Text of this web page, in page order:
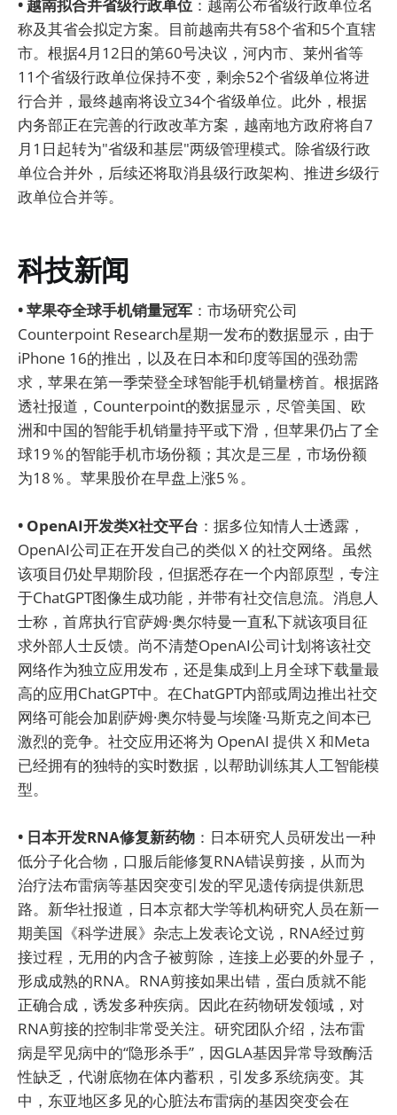
• 越南拟合并省级行政单位 ：越南公布省级行政单位名
称及其省会拟定方案。目前越南共有58个省和5个直辖
市。根据4月12日的第60号决议，河内市、莱州省等
11个省级行政单位保持不变，剩余52个省级单位将进
行合并，最终越南将设立34个省级单位。此外，根据
内务部正在完善的行政改革方案，越南地方政府将自7
月1日起转为"省级和基层"两级管理模式。除省级行政
单位合并外，后续还将取消县级行政架构、推进乡级行
政单位合并等。
科技新闻
• 苹果夺全球手机销量冠军 ：市场研究公司
Counterpoint Research星期一发布的数据显示，由于
iPhone 16的推出，以及在日本和印度等国的强劲需
求，苹果在第一季荣登全球智能手机销量榜首。根据路
透社报道，Counterpoint的数据显示，尽管美国、欧
洲和中国的智能手机销量持平或下滑，但苹果仍占了全
球19％的智能手机市场份额；其次是三星，市场份额
为18％。苹果股价在早盘上涨5％。
• OpenAI开发类X社交平台 ：据多位知情人士透露，
OpenAI公司正在开发自己的类似 X 的社交网络。虽然
该项目仍处早期阶段，但据悉存在一个内部原型，专注
于ChatGPT图像生成功能，并带有社交信息流。消息人
士称，首席执行官萨姆·奥尔特曼一直私下就该项目征
求外部人士反馈。尚不清楚OpenAI公司计划将该社交
网络作为独立应用发布，还是集成到上月全球下载量最
高的应用ChatGPT中。在ChatGPT内部或周边推出社交
网络可能会加剧萨姆·奥尔特曼与埃隆·马斯克之间本已
激烈的竞争。社交应用还将为 OpenAI 提供 X 和Meta
已经拥有的独特的实时数据，以帮助训练其人工智能模
型。
• 日本开发RNA修复新药物 ：日本研究人员研发出一种
低分子化合物，口服后能修复RNA错误剪接，从而为
治疗法布雷病等基因突变引发的罕见遗传病提供新思
路。新华社报道，日本京都大学等机构研究人员在新一
期美国《科学进展》杂志上发表论文说，RNA经过剪
接过程，无用的内含子被剪除，连接上必要的外显子，
形成成熟的RNA。RNA剪接如果出错，蛋白质就不能
正确合成，诱发多种疾病。因此在药物研发领域，对
RNA剪接的控制非常受关注。研究团队介绍，法布雷
病是罕见病中的“隐形杀手”，因GLA基因异常导致酶活
性缺乏，代谢底物在体内蓄积，引发多系统病变。其
中，东亚地区多见的心脏法布雷病的基因突变会在